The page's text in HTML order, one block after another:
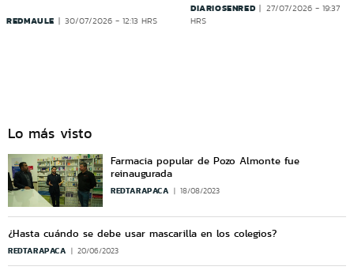
REDMAULE 30/07/2026 - 12:13 HRS
DIARIOSENRED
27/07/2026 - 19:37
HRS
Lo más visto
Farmacia popular de Pozo Almonte fue
reinaugurada
REDTARAPACA 18/08/2023
¿Hasta cuándo se debe usar mascarilla en los colegios?
REDTARAPACA 20/06/2023